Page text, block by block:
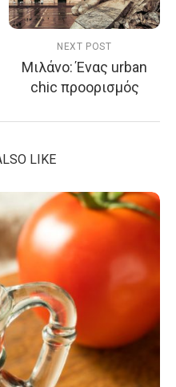
NEXT POST
Μιλάνο: Ένας urban
chic προορισμός
LIKE